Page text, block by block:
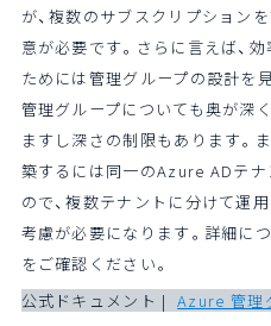
が、複数のサブスクリプション
意が必要です。さらに言えば、
ためには管理グループの設計を
管理グループについても奥が深
ますし深さの制限もあります。
築するには同一のAzure ADテ
ので、複数テナントに分けて運
考慮が必要になります。詳細に
をご確認ください。
公式ドキュメント |Azure 管理